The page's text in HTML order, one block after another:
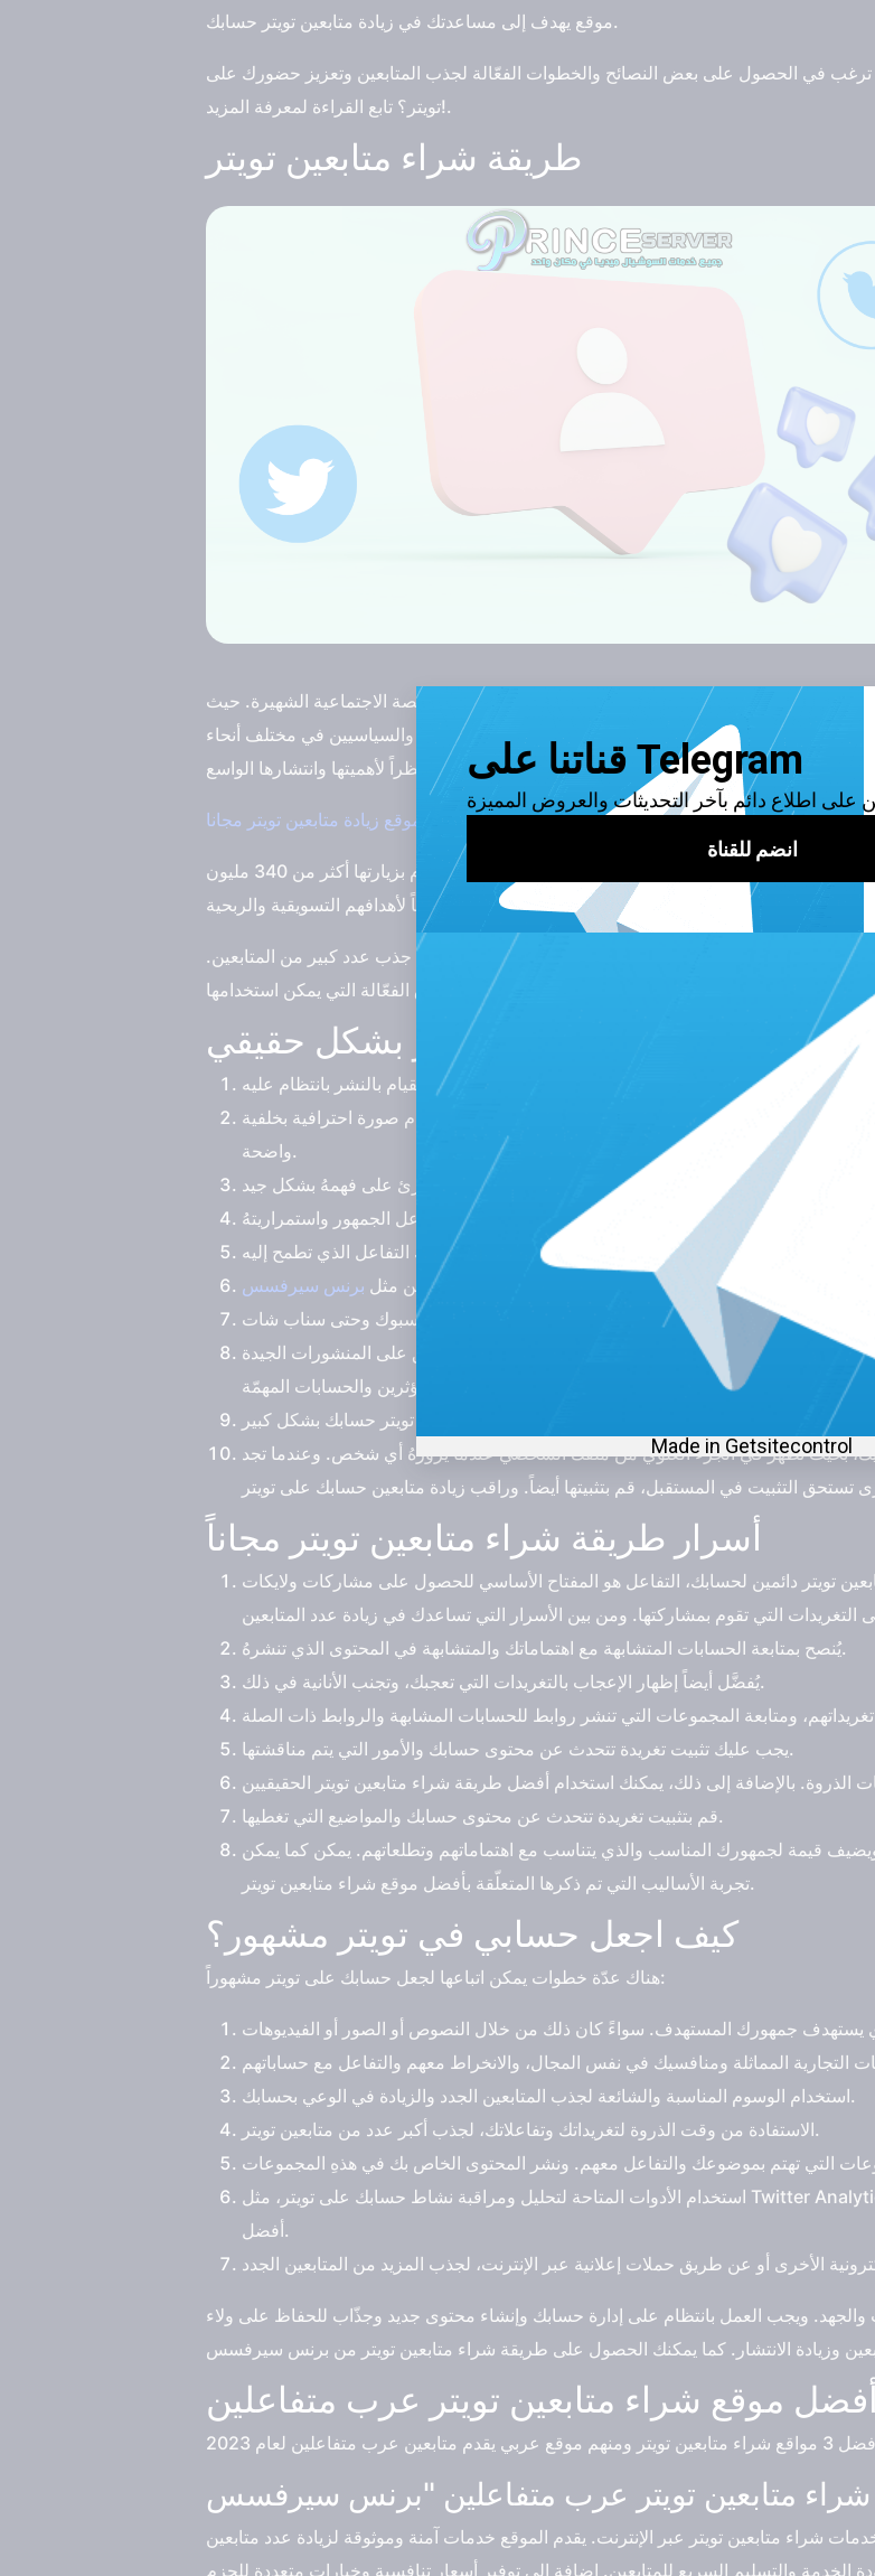
موقع يهدف إلى مساعدتك في زيادة متابعين تويتر حسابك.
في الحصول على بعض النصائح والخطوات الفعّالة لجذب المتابعين وتعزيز حضورك على
تويتر؟ تابع القراءة لمعرفة المزيد!.
طريقة شراء متابعين تويتر
التي يسعى إليها كل من يرغب في الانتشار والشهرة عبر هذهِ المنصة الاجتماعية الشهيرة. حيث
عليها الكثيرون من الشخصيات الشهيرة ورجال الأعمال والسياسيين في مختلف أنحاء
العالم. نظراً لأهميتها وانتشارها الواسع.
إقرا أيضاً: أفضل موقع زيادة متابعين تويتر مجانا
يعتبر موقع تويتر من أبرز وأهم مواقع التواصل الاجتماعي في العالم. إذ يعد واحداً من أكبر منصات السوشيال ميديا التي يقوم بزيارتها أكثر من 340 مليون
سيكون لهُ فائدة كبيرة بالتأكيد. وخاصة إذا استطعت جذب عدد كبير من المتابعين.
طريقة زيادة متابعين تويتر بشكل حقيقي
يُنصح بتخصيص وقت كافٍ لإدارة حساب تويتر والقيام بالنشر بانتظام عليه.
حيث يعد الأمر أساسياً في حسابك. ولا يجب نسيان استخدام صورة احترافية بخلفية
واضحة.
شراء متابعين تويتر من موقع موثوق عرب متفاعلين مثل
بصمة إيجابية على المنشورات التي تعجبك، كما يمكنك التعليق على المنشورات الجيدة
بحيث تظهر في الجزء العلوي من ملفك الشخصي عندما يزورهُ أي شخص. وعندما تجد
أسرار طريقة شراء متابعين تويتر مجاناً
تويتر دائمين لحسابك، التفاعل هو المفتاح الأساسي للحصول على مشاركات ولايكات
يُنصح بمتابعة الحسابات المتشابهة مع اهتماماتك والمتشابهة في المحتوى الذي تنشرهُ.
يُفضَّل أيضاً إظهار الإعجاب بالتغريدات التي تعجبك، وتجنب الأنانية في ذلك.
يجب عليك تثبيت تغريدة تتحدث عن محتوى حسابك والأمور التي يتم مناقشتها.
قم بتثبيت تغريدة تتحدث عن محتوى حسابك والمواضيع التي تغطيها.
قيمة لجمهورك المناسب والذي يتناسب مع اهتماماتهم وتطلعاتهم. يمكن كما يمكن
تجربة الأساليب التي تم ذكرها المتعلّقة بأفضل موقع شراء متابعين تويتر.
كيف اجعل حسابي في تويتر مشهور؟
هناك عدّة خطوات يمكن اتباعها لجعل حسابك على تويتر مشهوراً:
استخدام الوسوم المناسبة والشائعة لجذب المتابعين الجدد والزيادة في الوعي بحسابك.
الاستفادة من وقت الذروة لتغريداتك وتفاعلاتك، لجذب أكبر عدد من متابعين تويتر.
استخدام الأدوات المتاحة لتحليل ومراقبة نشاط حسابك على تويتر، مثل Twitter Analytics، لمعرفة المزيد عن جمهورك والتفاعل معهم بشكل
أفضل.
ويجب العمل بانتظام على إدارة حسابك وإنشاء محتوى جديد وجذّاب للحفاظ على ولاء
أفضل موقع شراء متابعين تويتر عرب متفاعلين
شراء متابعين تويتر عبر الإنترنت. يقدم الموقع خدمات آمنة وموثوقة لزيادة عدد متابعين
الخدمة والتسليم السريع للمتابعين. إضافة إلى توفير أسعار تنافسية وخيارات متعددة للحزم